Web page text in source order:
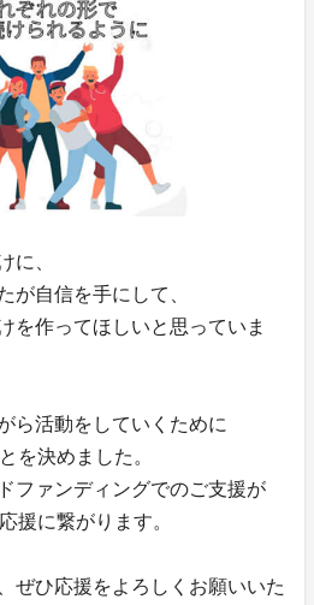
に、
が自信を手にして、
を作ってほしいと思っていま
ら活動をしていくために
を決めました。
ファンディングでのご支援が
援に繋がります。
ぜひ応援をよろしくお願いいた